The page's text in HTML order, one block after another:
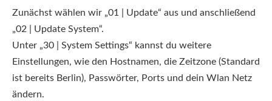
Zunächst wählen wir „01 | Update“ aus und anschließend
„02 | Update System“.
Unter „30 | System Settings“ kannst du weitere
Einstellungen, wie den Hostnamen, die Zeitzone (Standard
ist bereits Berlin), Passwörter, Ports und dein Wlan Netz
ändern.